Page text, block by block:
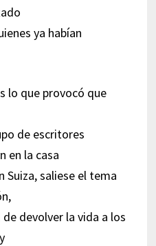
ya habían
lo que provocó que
de escritores
en la casa
Suiza, saliese el tema
devolver la vida a los